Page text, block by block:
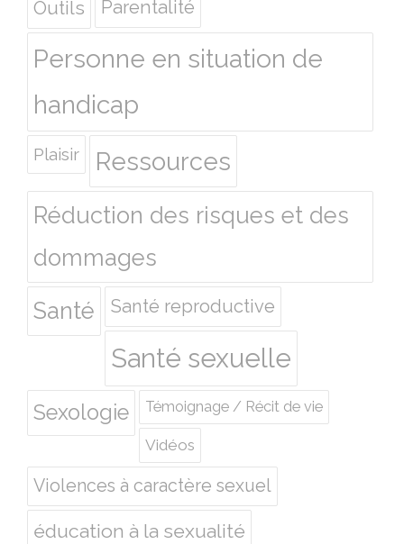
Outils Parentalité
Personne en situation de
handicap
Plaisir Ressources
Réduction des risques et des
dommages
Santé
Santé reproductive
Santé sexuelle
Sexologie Témoignage / Récit de vie
Vidéos
Violences à caractère sexuel
éducation à la sexualité